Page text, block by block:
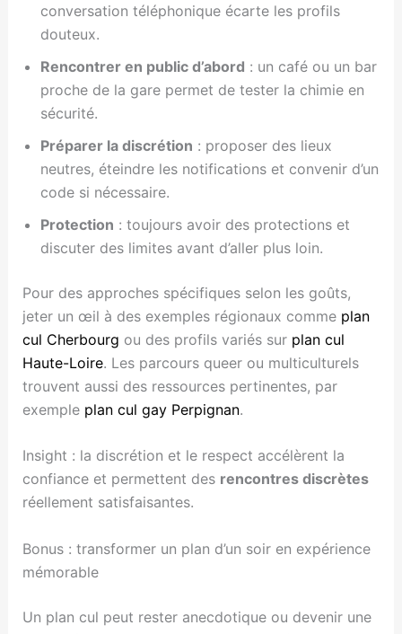
conversation téléphonique écarte les profils
douteux.
Rencontrer en public d’abord : un café ou un bar
proche de la gare permet de tester la chimie en
sécurité.
Préparer la discrétion : proposer des lieux
neutres, éteindre les notifications et convenir d’un
code si nécessaire.
Protection : toujours avoir des protections et
discuter des limites avant d’aller plus loin.
Pour des approches spécifiques selon les goûts,
jeter un œil à des exemples régionaux comme plan
cul Cherbourg ou des profils variés sur plan cul
Haute-Loire. Les parcours queer ou multiculturels
trouvent aussi des ressources pertinentes, par
exemple plan cul gay Perpignan.
Insight : la discrétion et le respect accélèrent la
confiance et permettent des rencontres discrètes
réellement satisfaisantes.
Bonus : transformer un plan d’un soir en expérience
mémorable
Un plan cul peut rester anecdotique ou devenir une